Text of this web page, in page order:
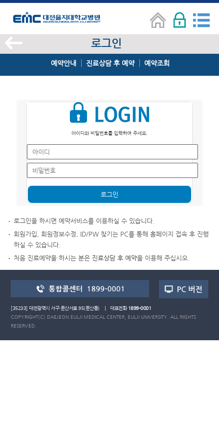
로그인
예약안내 진료상담 후 예약 예약조회
아이디와 비밀번호를 입력하여 주세요.
로그인
로그인을 하시면 예약서비스를 이용하실 수 있습니다.
회원가입, 회원정보수정, ID/PW 찾기는 PC를 통해 홈페이지 접속 후 진행
하실 수 있습니다.
처음 진료예약을 하시는 분은 진료상담 후 예약을 이용해 주십시오.
[35233] 대전광역시 서구 둔산서로 95(둔산동) | 대표전화1899-0001
COPYRIGHT(C) DAEJEON EULJI MEDICAL CENTER, EULJI UNIVERSITY. ALL RIGHTS
RESERVED.